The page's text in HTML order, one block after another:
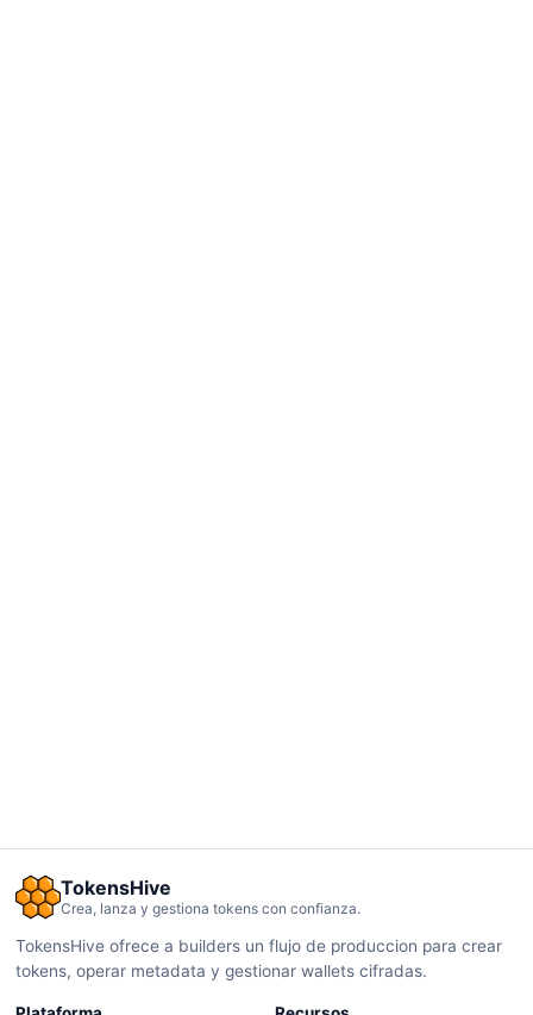
TokensHive
Crea, lanza y gestiona tokens con confianza.
TokensHive ofrece a builders un flujo de produccion para crear
tokens, operar metadata y gestionar wallets cifradas.